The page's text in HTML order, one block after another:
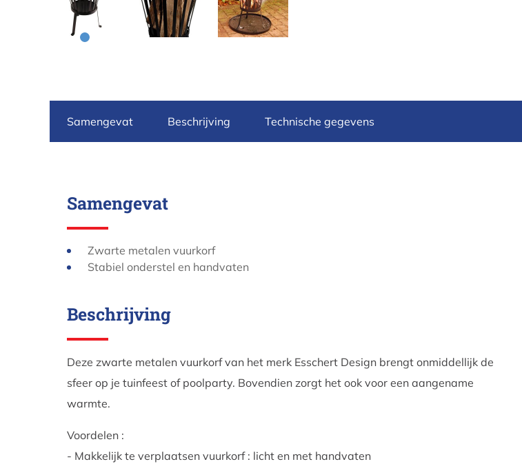
Samengevat Beschrijving Technische gegevens
Samengevat
Zwarte metalen vuurkorf
Stabiel onderstel en handvaten
Beschrijving
Deze zwarte metalen vuurkorf van het merk Esschert Design brengt onmiddellijk de
sfeer op je tuinfeest of poolparty. Bovendien zorgt het ook voor een aangename
warmte.
Voordelen :
- Makkelijk te verplaatsen vuurkorf : licht en met handvaten